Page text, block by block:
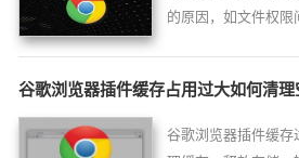
的原因，如文件权
谷歌浏览器插件缓存占用过大如何清理
谷歌浏览器插件缓存